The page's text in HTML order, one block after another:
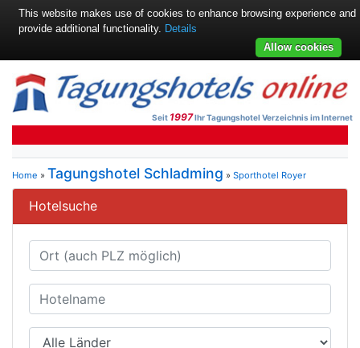
Seit 1997Ihr Tagungshotel Verzeichnis im Internet
Home » Tagungshotel Schladming » Sporthotel Royer
Hotelsuche
This website makes use of cookies to enhance browsing experience and
provide additional functionality. Details
Allow cookies